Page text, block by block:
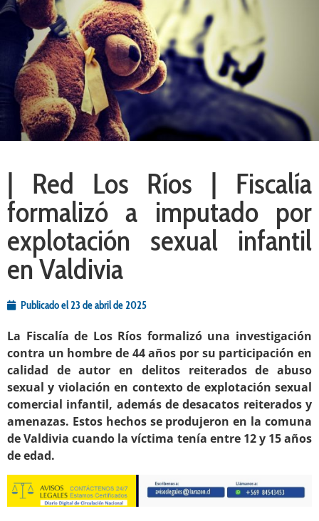
| Red Los Ríos | Fiscalía
formalizó a imputado por
explotación sexual infantil
en Valdivia
Publicado el23 de abril de 2025
La Fiscalía de Los Ríos formalizó una investigación
contra un hombre de 44 años por su participación en
calidad de autor en delitos reiterados de abuso
sexual y violación en contexto de explotación sexual
comercial infantil, además de desacatos reiterados y
amenazas. Estos hechos se produjeron en la comuna
de Valdivia cuando la víctima tenía entre 12 y 15 años
de edad.